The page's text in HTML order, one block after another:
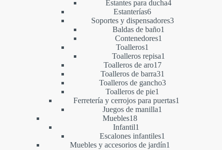
productos
Estantes para ducha44
Estanterías66
productos
Soportes y dispensadores33
Baldas de baño1
Contenedores1
Toalleros1
producto
Toalleros repisa1
Toalleros de aro1717
productos
Toalleros de barra31
productos
Toalleros de gancho33
Toalleros de pie1
producto
Ferretería y cerrojos para puertas1
Juegos de manilla1
Muebles1818
productos
Infantil1
producto
Escalones infantiles1
producto
Muebles y accesorios de jardín1